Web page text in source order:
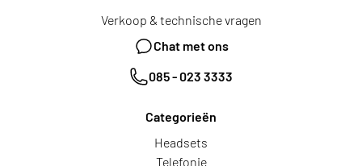
Verkoop & technische vragen
Chat met ons
085 - 023 3333
Categorieën
Headsets
Telefonie